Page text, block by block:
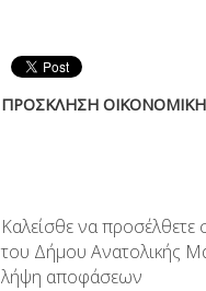
ΠΡΟΣΚΛΗΣΗ
Καλείσθε να
του Δήμου Ανατολικής
λήψη αποφάσεων